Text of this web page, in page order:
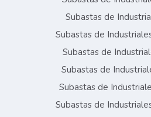
Subastas de
Subastas de
Subastas de
Subastas de
Subastas de
Subastas de